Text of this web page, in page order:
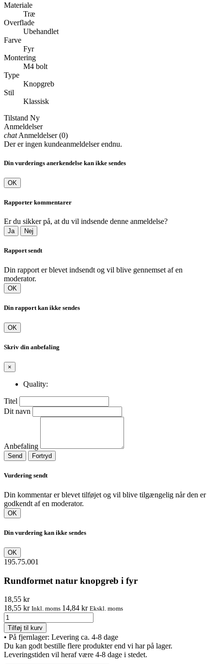
Materiale
Træ
Overflade
Ubehandlet
Farve
Fyr
Montering
M4 bolt
Type
Knopgreb
Stil
Klassisk
Tilstand Ny
Anmeldelser
chatAnmeldelser (0)
Der er ingen kundeanmeldelser endnu.
Din vurderings anerkendelse kan ikke sendes
OK
Rapporter kommentarer
Er du sikker på, at du vil indsende denne anmeldelse?
Ja Nej
Rapport sendt
Din rapport er blevet indsendt og vil blive gennemset af en
moderator.
OK
Din rapport kan ikke sendes
OK
Skriv din anbefaling
×
Quality:
Titel
Dit navn
Anbefaling
Send Fortryd
Vurdering sendt
Din kommentar er blevet tilføjet og vil blive tilgængelig når den er
godkendt af en moderator.
OK
Din vurdering kan ikke sendes
OK
195.75.001
Rundformet natur knopgreb i fyr
18,55 kr
18,55 kr Inkl. moms 14,84 kr Ekskl. moms
Tilføj til kurv
• På fjernlager: Levering ca. 4-8 dage
Du kan godt bestille flere produkter end vi har på lager.
Leveringstiden vil heraf være 4-8 dage i stedet.